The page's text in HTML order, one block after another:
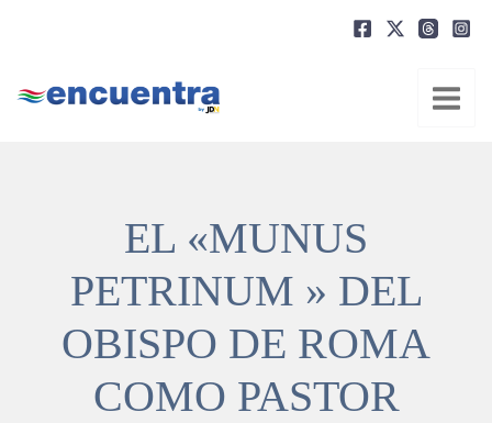
EL «MUNUS
PETRINUM » DEL
OBISPO DE ROMA
COMO PASTOR